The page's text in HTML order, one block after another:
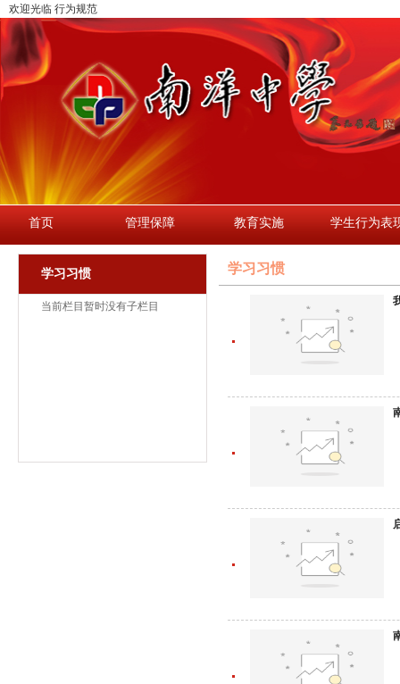
欢迎光临 行为规范
首页 管理保障 教育实施 学生行为表
学习习惯
当前栏目暂时没有子栏目
学习习惯